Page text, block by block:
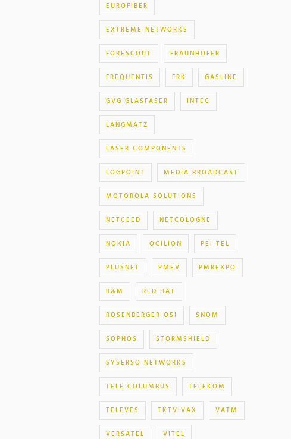
EUROFIBER
EXTREME NETWORKS
FORESCOUT FRAUNHOFER
FREQUENTIS FRK GASLINE
GVG GLASFASER INTEC
LANGMATZ
LASER COMPONENTS
LOGPOINT MEDIA BROADCAST
MOTOROLA SOLUTIONS
NETCEED NETCOLOGNE
NOKIA OCILION PEI TEL
PLUSNET PMEV PMREXPO
R&M RED HAT
ROSENBERGER OSI SNOM
SOPHOS STORMSHIELD
SYSERSO NETWORKS
TELE COLUMBUS TELEKOM
TELEVES TKTVIVAX VATM
VERSATEL VITEL